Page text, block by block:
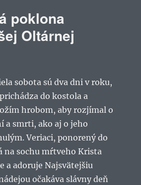
poklona
Oltárnej
sobota sú dva dni v roku,
do kostola a
hrobom, aby rozjímal o
a smrti, ako aj o jeho
Veriaci, ponorený do
na sochu mŕtveho Krista
a adoruje Najsvätejšiu
očakáva slávny deň